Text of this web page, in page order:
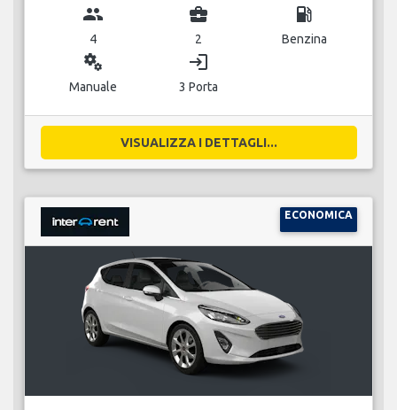
group
4
business_center
2
local_gas_station
Benzina
miscellaneous_services
Manuale
login
3 Porta
VISUALIZZA I DETTAGLI...
ECONOMICA